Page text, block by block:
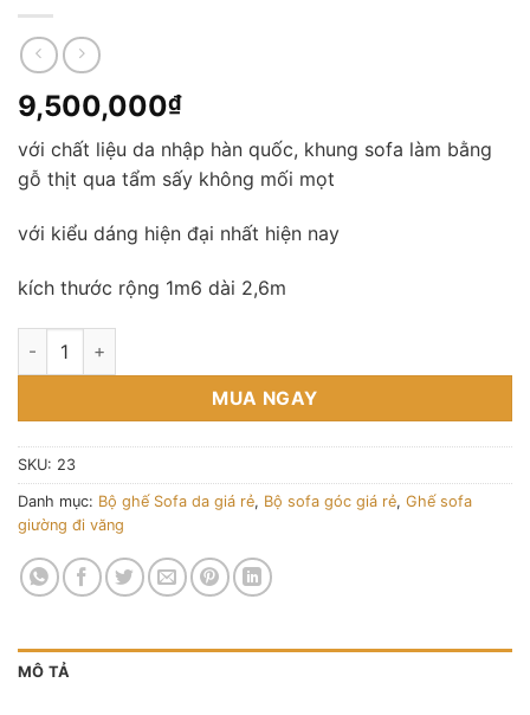
9,500,000₫
với chất liệu da nhập hàn quốc, khung sofa làm bằng
gỗ thịt qua tẩm sấy không mối mọt
với kiểu dáng hiện đại nhất hiện nay
kích thước rộng 1m6 dài 2,6m
Thanh lý sofa góc bọc da Hàn Quốc mới 100% kt 1m6x2m6 số
MUA NGAY
SKU: 23
Danh mục: Bộ ghế Sofa da giá rẻ, Bộ sofa góc giá rẻ, Ghế sofa
giường đi văng
MÔ TẢ